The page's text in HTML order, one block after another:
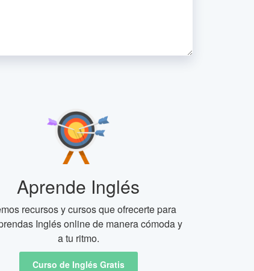
Aprende Inglés
recursos y cursos que ofrecerte para
Inglés online de manera cómoda y
a tu ritmo.
Curso de Inglés Gratis